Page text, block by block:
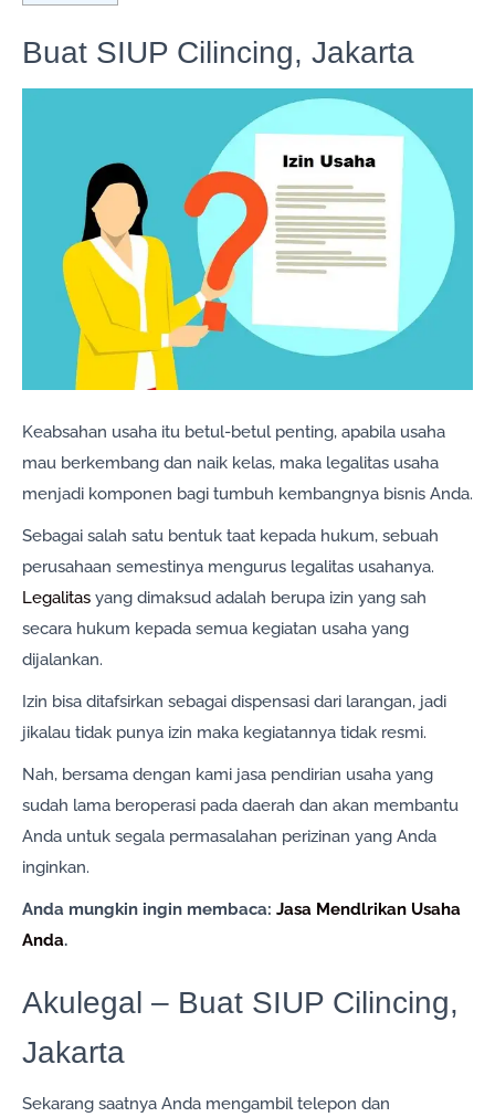
Buat SIUP Cilincing, Jakarta
Keabsahan usaha itu betul-betul penting, apabila usaha
mau berkembang dan naik kelas, maka legalitas usaha
menjadi komponen bagi tumbuh kembangnya bisnis Anda.
Sebagai salah satu bentuk taat kepada hukum, sebuah
perusahaan semestinya mengurus legalitas usahanya.
Legalitas yang dimaksud adalah berupa izin yang sah
secara hukum kepada semua kegiatan usaha yang
dijalankan.
Izin bisa ditafsirkan sebagai dispensasi dari larangan, jadi
jikalau tidak punya izin maka kegiatannya tidak resmi.
Nah, bersama dengan kami jasa pendirian usaha yang
sudah lama beroperasi pada daerah dan akan membantu
Anda untuk segala permasalahan perizinan yang Anda
inginkan.
Anda mungkin ingin membaca: Jasa Mendlrikan Usaha
Anda.
Akulegal – Buat SIUP Cilincing,
Jakarta
Sekarang saatnya Anda mengambil telepon dan